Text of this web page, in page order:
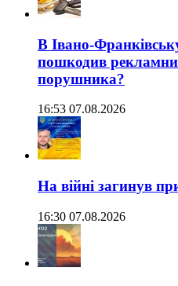
В Івано-
пошкодив
порушника?
16:53 07.08.2026
На війні загинув
16:30 07.08.2026